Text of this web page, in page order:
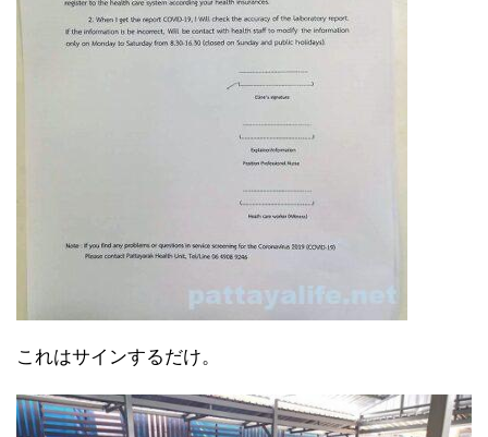
これはサインするだけ。